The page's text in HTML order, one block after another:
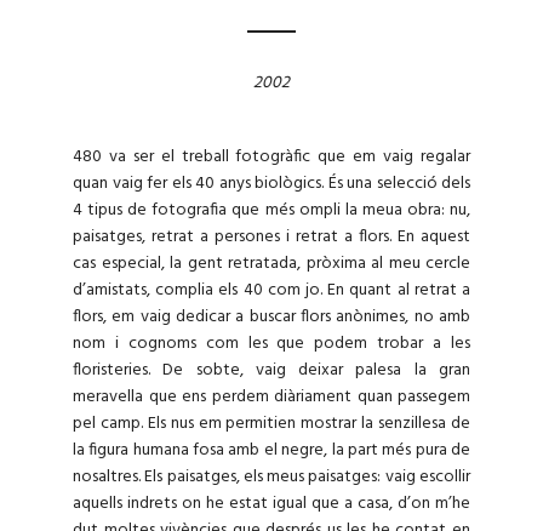
2002
480 va ser el treball fotogràfic que em vaig regalar
quan vaig fer els 40 anys biològics. És una selecció dels
4 tipus de fotografia que més ompli la meua obra: nu,
paisatges, retrat a persones i retrat a flors. En aquest
cas especial, la gent retratada, pròxima al meu cercle
d’amistats, complia els 40 com jo. En quant al retrat a
flors, em vaig dedicar a buscar flors anònimes, no amb
nom i cognoms com les que podem trobar a les
floristeries. De sobte, vaig deixar palesa la gran
meravella que ens perdem diàriament quan passegem
pel camp. Els nus em permitien mostrar la senzillesa de
la figura humana fosa amb el negre, la part més pura de
nosaltres. Els paisatges, els meus paisatges: vaig escollir
aquells indrets on he estat igual que a casa, d’on m’he